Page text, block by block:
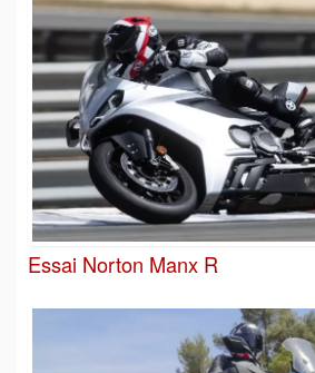
Essai Norton Manx R